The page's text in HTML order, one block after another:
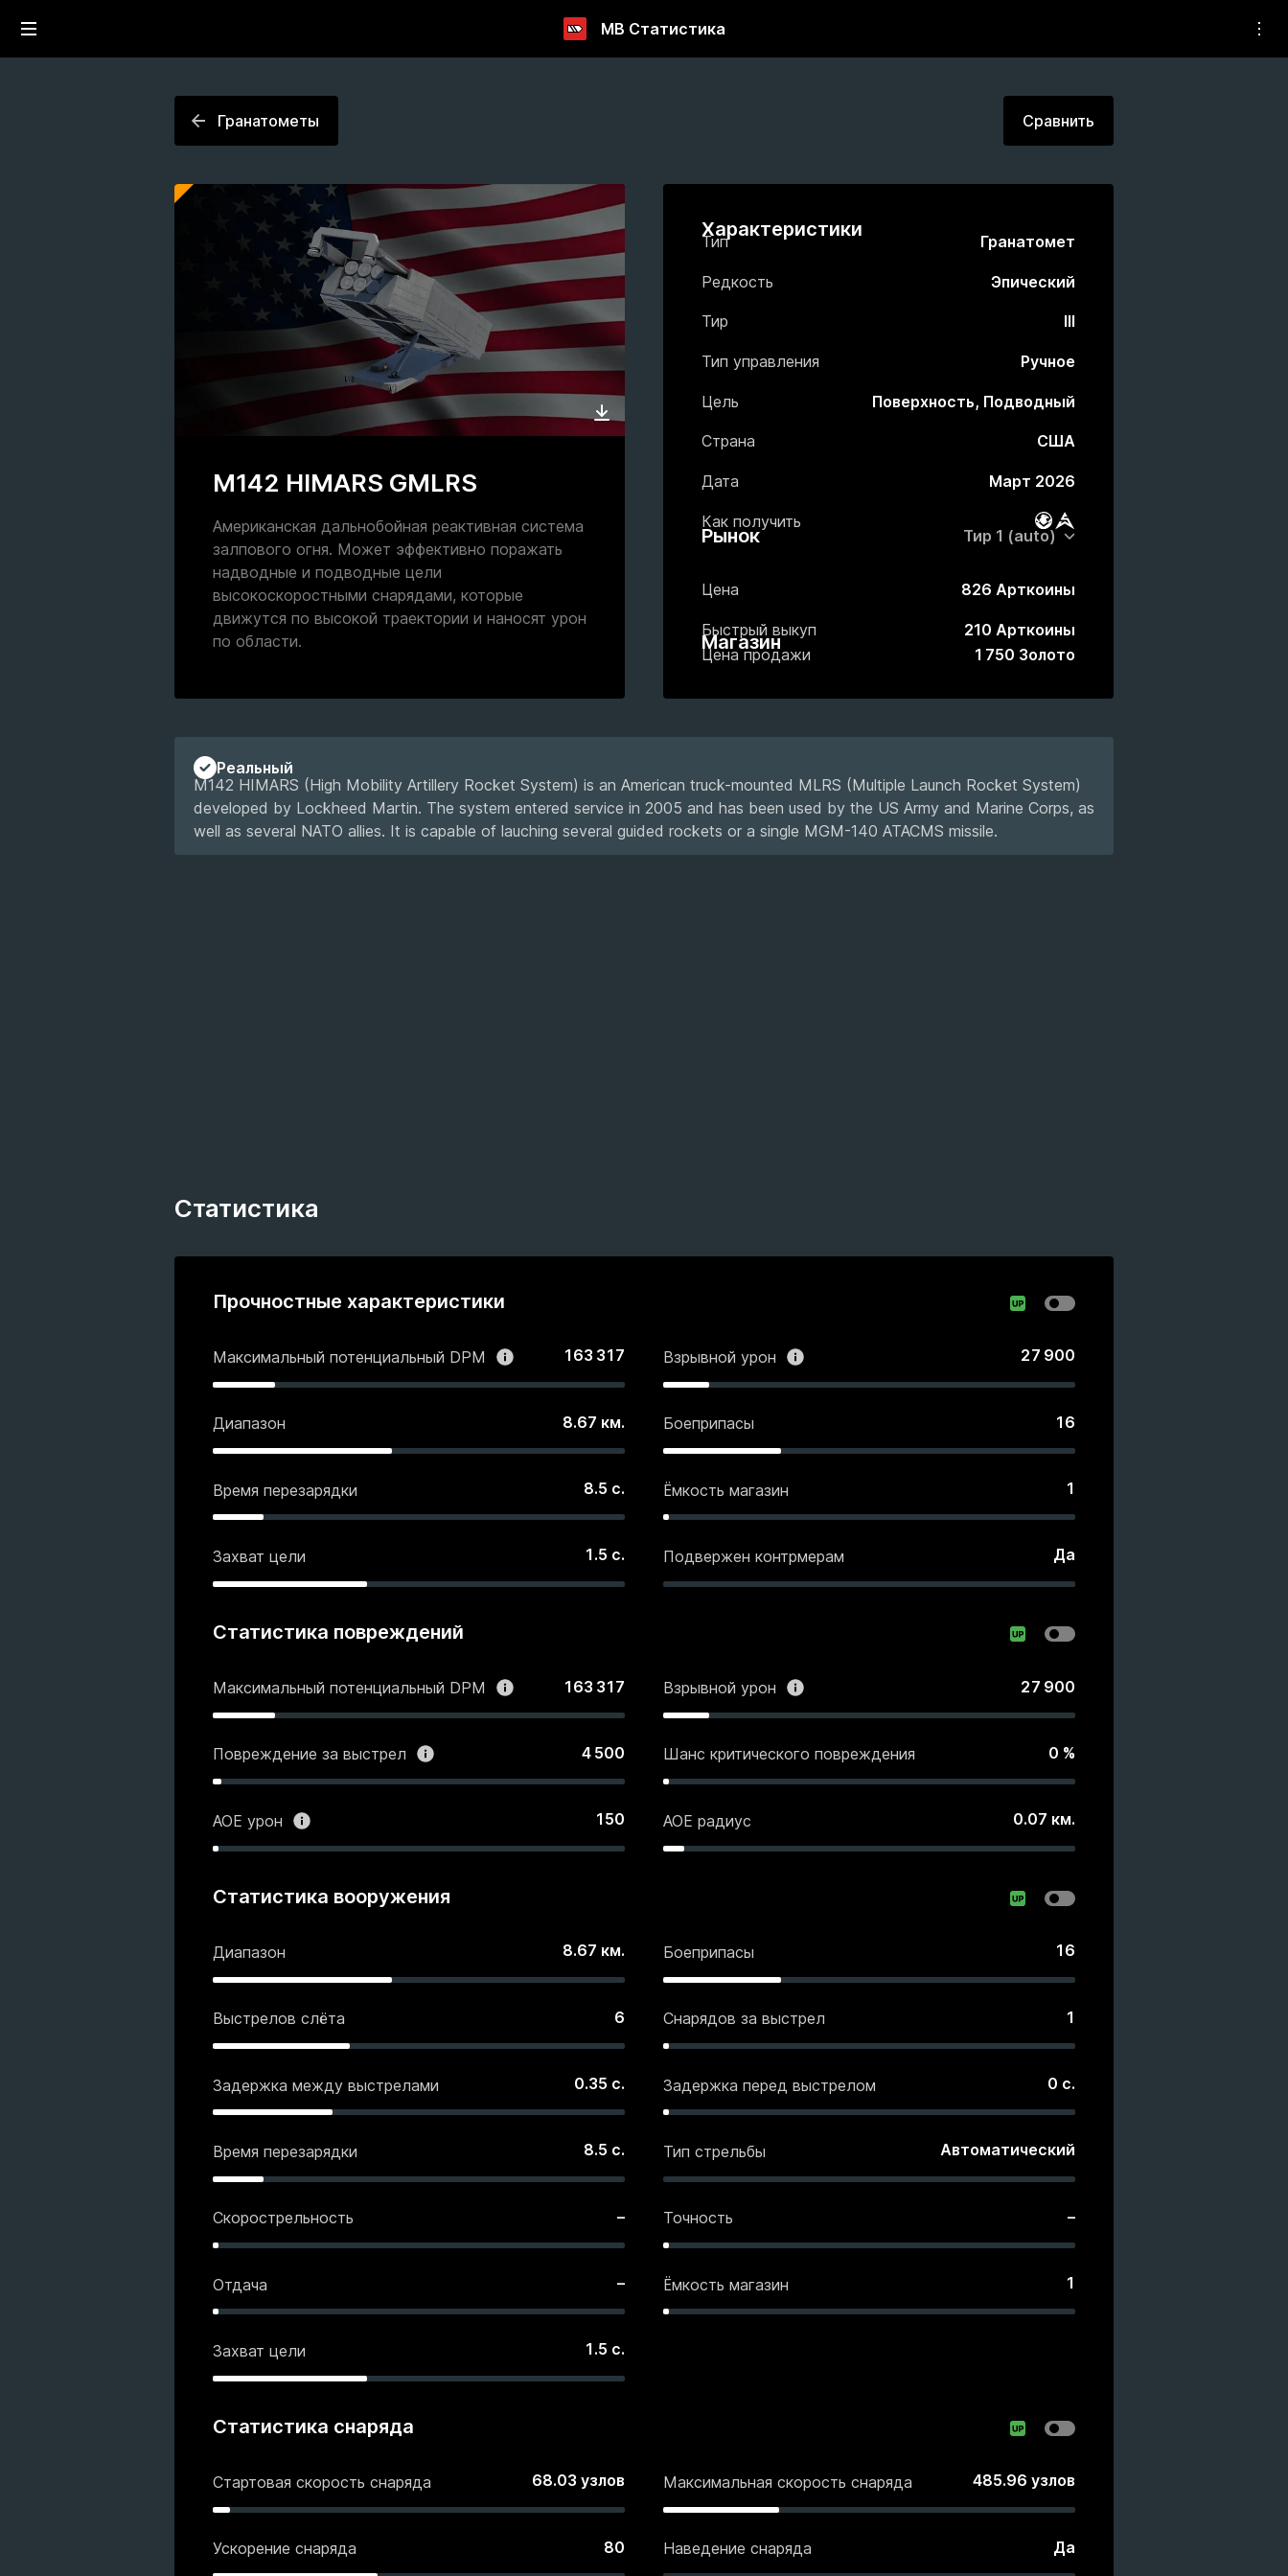
МВ Статистика
Гранатометы Сравнить
M142 HIMARS GMLRS
Американская дальнобойная реактивная система
залпового огня. Может эффективно поражать
надводные и подводные цели
высокоскоростными снарядами, которые
движутся по высокой траектории и наносят урон
по области.
Характеристики
Тип Гранатомет
Редкость Эпический
Тир III
Тип управления Ручное
Цель Поверхность, Подводный
Страна США
Дата Март 2026
Как получить Боевой пропуск
Рынок
Рынок
Цена 826 Арткоины
Быстрый выкуп 210 Арткоины
Магазин
Цена продажи 1 750 Золото
Реальный
M142 HIMARS (High Mobility Artillery Rocket System) is an American truck-mounted MLRS (Multiple Launch Rocket System)
developed by Lockheed Martin. The system entered service in 2005 and has been used by the US Army and Marine Corps, as
well as several NATO allies. It is capable of lauching several guided rockets or a single MGM-140 ATACMS missile.
Статистика
Прочностные характеристики
Максимальный потенциальный DPM 163 317 Взрывной урон 27 900
Диапазон 8.67 км. Боеприпасы 16
Время перезарядки 8.5 с. Ёмкость магазин 1
Захват цели 1.5 с. Подвержен контрмерам Да
Статистика повреждений
Максимальный потенциальный DPM 163 317 Взрывной урон 27 900
Повреждение за выстрел 4 500 Шанс критического повреждения 0 %
АОЕ урон 150 АОЕ радиус 0.07 км.
Статистика вооружения
Диапазон 8.67 км. Боеприпасы 16
Выстрелов слёта 6 Снарядов за выстрел 1
Задержка между выстрелами 0.35 с. Задержка перед выстрелом 0 с.
Время перезарядки 8.5 с. Тип стрельбы Автоматический
Скорострельность – Точность –
Отдача – Ёмкость магазин 1
Захват цели 1.5 с.
Статистика снаряда
Стартовая скорость снаряда 68.03 узлов Максимальная скорость снаряда 485.96 узлов
Ускорение снаряда 80 Наведение снаряда Да